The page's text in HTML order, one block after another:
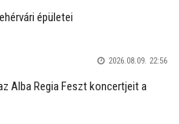
épületei
2026.08.09. 22:56
Alba Regia Feszt koncertjeit a